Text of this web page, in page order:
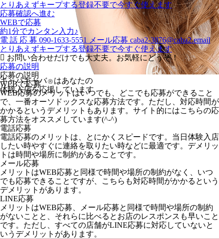
キャバキャバⓇ はあなたの
体験入店を応援しています
とりあえずキープする登録不要で今すぐ使えます
応募確認へ進む
WEBで応募
約1分でカンタン入力♪
電 話 応 募 090-1633-5551 メール応募 caba2-3876@caba2.email
とりあえずキープする登録不要で今すぐ使えます
お問い合わせだけでも大丈夫。お気軽にどうぞ！
応募の説明
応募の説明
WEBで応募
WEB応募のメリットはいつでも、どこでも応募ができること
で、一番オーソドックスな応募方法です。ただし、対応時間が
かかるというデメリットもあります。サイト的にはこちらの応
募方法をオススメしています(^-^)
電話応募
電話応募のメリットは、とにかくスピードです。当日体験入店
したい時やすぐに連絡を取りたい時などに最適です。デメリッ
トは時間や場所に制約があることです。
メール応募
メリットはWEB応募と同様で時間や場所の制約がなく、いつ
でも応募できることですが、こちらも対応時間がかかるという
デメリットがあります。
LINE応募
メリットはWEB応募、メール応募と同様で時間や場所の制約
がないことと、それらに比べるとお店のレスポンスも早いこと
です。ただし、すべての店舗がLINE応募に対応していないと
いうデメリットがあります。